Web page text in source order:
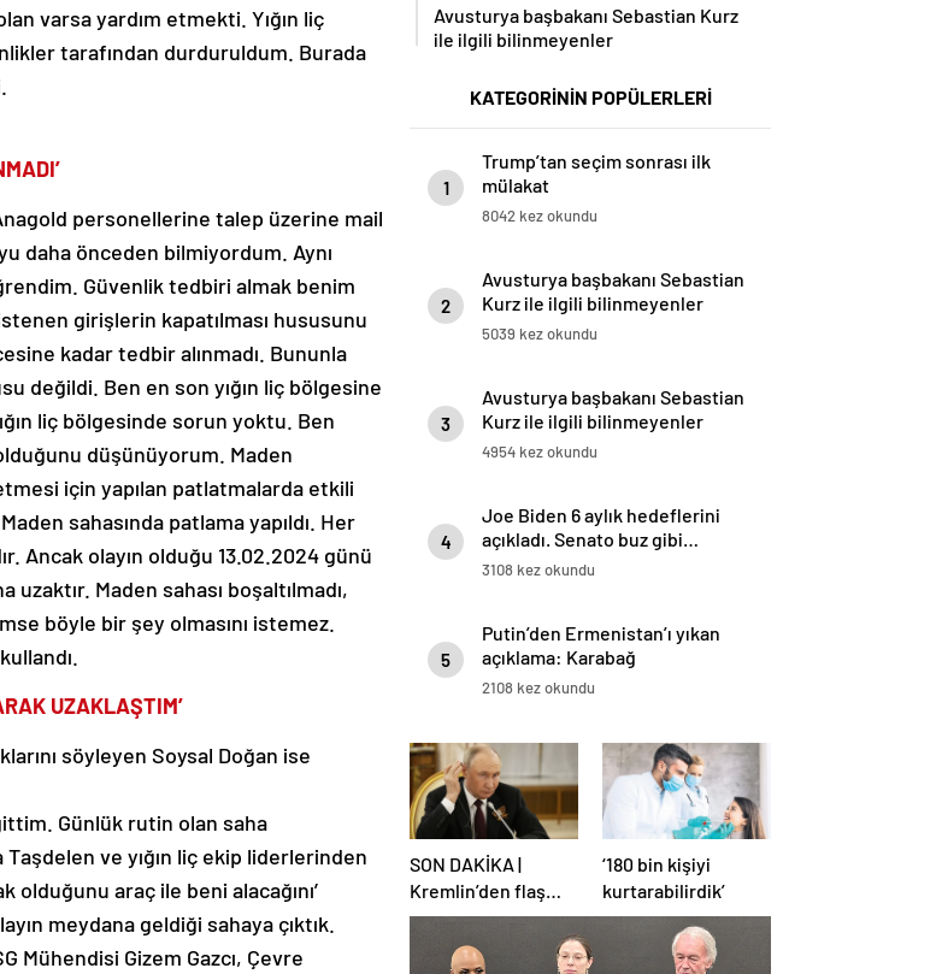
varsa yardım etmekti. Yığın liç
tarafından durduruldum. Burada
personellerine talep üzerine mail
daha önceden bilmiyordum. Aynı
Güvenlik tedbiri almak benim
girişlerin kapatılması hususunu
kadar tedbir alınmadı. Bununla
değildi. Ben en son yığın liç bölgesine
liç bölgesinde sorun yoktu. Ben
düşünüyorum. Maden
için yapılan patlatmalarda etkili
sahasında patlama yapıldı. Her
Ancak olayın olduğu 13.02.2024 günü
Maden sahası boşaltılmadı,
böyle bir şey olmasını istemez.
UZAKLAŞTIM’
söyleyen Soysal Doğan ise
Günlük rutin olan saha
ve yığın liç ekip liderlerinden
olduğunu araç ile beni alacağını’
meydana geldiği sahaya çıktık.
Mühendisi Gizem Gazcı, Çevre
Avusturya başbakanı Sebastian Kurz
ile ilgili bilinmeyenler
KATEGORİNİN POPÜLERLERİ
1
Trump’tan seçim sonrası ilk
mülakat
8042 kez okundu
2
Avusturya başbakanı Sebastian
Kurz ile ilgili bilinmeyenler
5039 kez okundu
3
Avusturya başbakanı Sebastian
Kurz ile ilgili bilinmeyenler
4954 kez okundu
4
Joe Biden 6 aylık hedeflerini
açıkladı. Senato buz gibi…
3108 kez okundu
5
Putin’den Ermenistan’ı yıkan
açıklama: Karabağ
Azerbaycan’ın ayrılmaz bir
2108 kez okundu
SON DAKİKA |
Kremlin’den flaş
Türkiye açıklaması!
‘180 bin kişiyi
kurtarabilirdik’